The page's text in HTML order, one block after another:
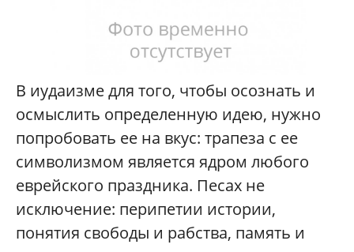
В иудаизме для того, чтобы осознать и
осмыслить определенную идею, нужно
попробовать ее на вкус: трапеза с ее
символизмом является ядром любого
еврейского праздника. Песах не
исключение: перипетии истории,
понятия свободы и рабства, память и